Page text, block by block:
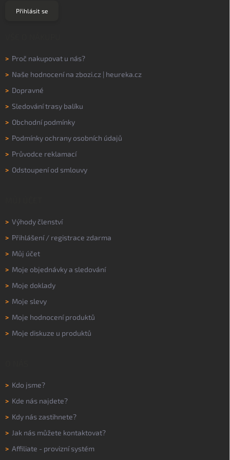
Přihlásit se
> Proč nakupovat u nás?
> Naše hodnocení na zbozi.cz | heureka.cz
> Dopravné
> Sledování trasy balíku
> Obchodní podmínky
> Podmínky ochrany osobních údajů
> Průvodce reklamací
> Odstoupení od smlouvy
> Výhody členství
> Přihlášení/ registrace zdarma
> Můj účet
> Moje objednávky a sledování
> Moje doklady
> Moje slevy
> Moje hodnocení produktů
> Moje diskuze u produktů
> Kdo jsme?
> Kde nás najdete?
> Kdy nás zastihnete?
> Jak nás můžete kontaktovat?
> Affiliate - provizní systém